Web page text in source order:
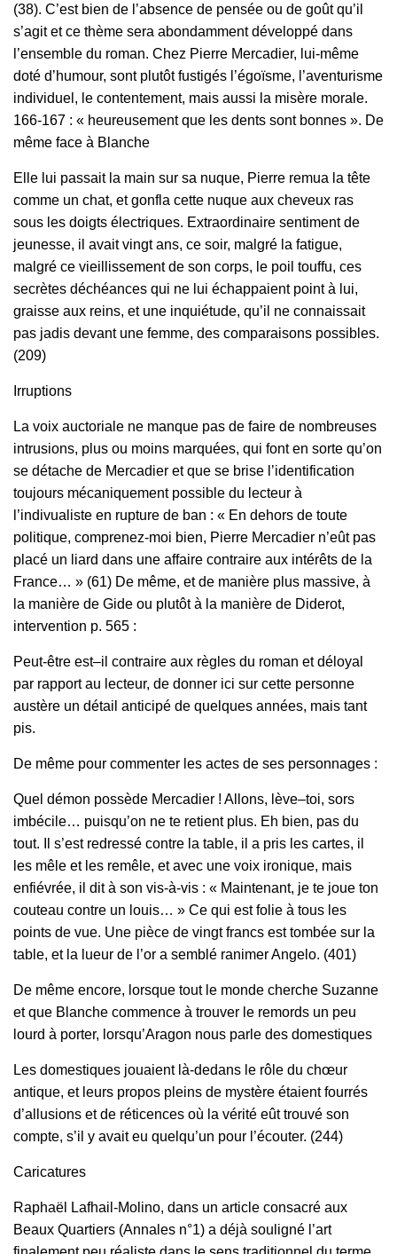
(38). C’est bien de l’absence de pensée ou de goût qu’il
s’agit et ce thème sera abondamment développé dans
l’ensemble du roman. Chez Pierre Mercadier, lui-même
doté d’humour, sont plutôt fustigés l’égoïsme, l’aventurisme
individuel, le contentement, mais aussi la misère morale.
166-167 : « heureusement que les dents sont bonnes ». De
même face à Blanche
Elle lui passait la main sur sa nuque, Pierre remua la tête
comme un chat, et gonfla cette nuque aux cheveux ras
sous les doigts électriques. Extraordinaire sentiment de
jeunesse, il avait vingt ans, ce soir, malgré la fatigue,
malgré ce vieillissement de son corps, le poil touffu, ces
secrètes déchéances qui ne lui échappaient point à lui,
graisse aux reins, et une inquiétude, qu’il ne connaissait
pas jadis devant une femme, des comparaisons possibles.
(209)
Irruptions
La voix auctoriale ne manque pas de faire de nombreuses
intrusions, plus ou moins marquées, qui font en sorte qu’on
se détache de Mercadier et que se brise l’identification
toujours mécaniquement possible du lecteur à
l’indivualiste en rupture de ban : « En dehors de toute
politique, comprenez-moi bien, Pierre Mercadier n’eût pas
placé un liard dans une affaire contraire aux intérêts de la
France… » (61) De même, et de manière plus massive, à
la manière de Gide ou plutôt à la manière de Diderot,
intervention p. 565 :
Peut‑être est–il contraire aux règles du roman et déloyal
par rapport au lecteur, de donner ici sur cette personne
austère un détail anticipé de quelques années, mais tant
pis.
De même pour commenter les actes de ses personnages :
Quel démon possède Mercadier ! Allons, lève–toi, sors
imbécile… puisqu’on ne te retient plus. Eh bien, pas du
tout. Il s’est redressé contre la table, il a pris les cartes, il
les mêle et les remêle, et avec une voix ironique, mais
enfiévrée, il dit à son vis‑à‑vis : « Maintenant, je te joue ton
couteau contre un louis… » Ce qui est folie à tous les
points de vue. Une pièce de vingt francs est tombée sur la
table, et la lueur de l’or a semblé ranimer Angelo. (401)
De même encore, lorsque tout le monde cherche Suzanne
et que Blanche commence à trouver le remords un peu
lourd à porter, lorsqu’Aragon nous parle des domestiques
Les domestiques jouaient là‑dedans le rôle du chœur
antique, et leurs propos pleins de mystère étaient fourrés
d’allusions et de réticences où la vérité eût trouvé son
compte, s’il y avait eu quelqu’un pour l’écouter. (244)
Caricatures
Raphaël Lafhail-Molino, dans un article consacré aux
Beaux Quartiers (Annales n°1) a déjà souligné l’art